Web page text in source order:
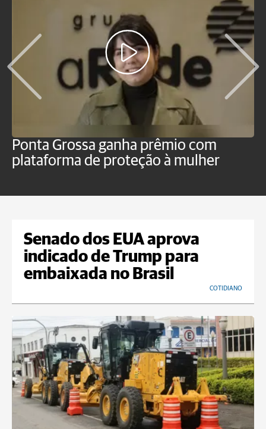
Ponta Grossa ganha prêmio com
plataforma de proteção à mulher
Senado dos EUA aprova
indicado de Trump para
embaixada no Brasil
COTIDIANO